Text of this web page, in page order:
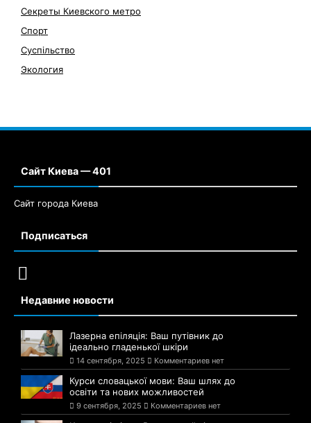
Секреты Киевского метро
Спорт
Суспільство
Экология
Сайт Киева — 401
Сайт города Киева
Подписаться
Недавние новости
Лазерна епіляція: Ваш путівник до
ідеально гладенької шкіри
14 сентября, 2025 Комментариев нет
Курси словацької мови: Ваш шлях до
освіти та нових можливостей
9 сентября, 2025 Комментариев нет